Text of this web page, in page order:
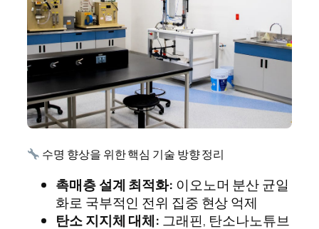
수명 향상을 위한 핵심 기술 방향 정리
촉매층 설계 최적화: 이오노머 분산 균일
화로 국부적인 전위 집중 현상 억제
탄소 지지체 대체: 그래핀, 탄소나노튜브